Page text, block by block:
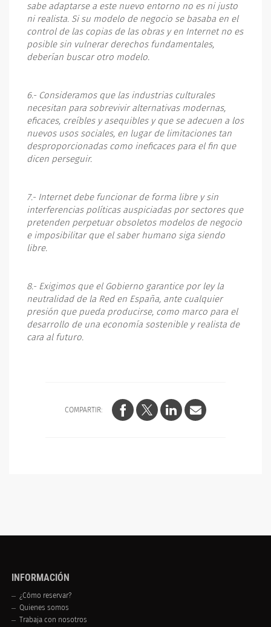
sabe adaptarse a este nuevo entorno no es ni justo
ni realista. Si su modelo de negocio se basaba en el
control de las copias de las obras y en Internet no es
posible sin vulnerar derechos fundamentales,
deberían buscar otro modelo.
6.- Consideramos que las industrias culturales
necesitan para sobrevivir alternativas modernas,
eficaces, creíbles y asequibles y que se adecuen a los
nuevos usos sociales, en lugar de limitaciones tan
desproporcionadas como ineficaces para el fin que
dicen perseguir.
7.- Internet debe funcionar de forma libre y sin
interferencias políticas auspiciadas por sectores que
pretenden perpetuar obsoletos modelos de negocio
e imposibilitar que el saber humano siga siendo
libre.
8.- Exigimos que el Gobierno garantice por ley la
neutralidad de la Red en España, ante cualquier
presión que pueda producirse, como marco para el
desarrollo de una economía sostenible y realista de
cara al futuro.
COMPARTIR:
INFORMACIÓN
¿Cómo reservar?
Quienes somos
Trabaja con nosotros